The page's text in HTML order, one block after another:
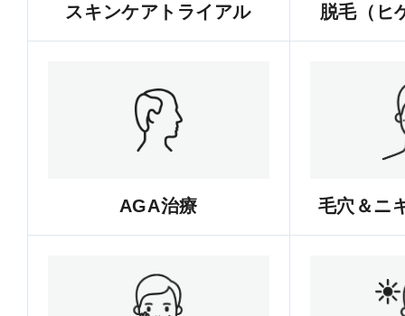
スキンケアトライアル 脱毛（ヒ
AGA治療 毛穴＆ニ